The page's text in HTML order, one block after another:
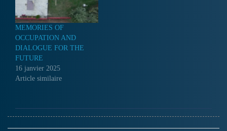
MEMORIES OF
OCCUPATION AND
DIALOGUE FOR THE
FUTURE
16 janvier 2025
Article similaire